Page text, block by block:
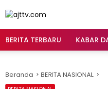
BERITA TERBARU KABAR
Beranda BERITA NASIONAL